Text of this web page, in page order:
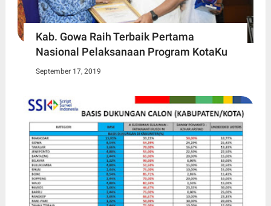
Kab. Gowa Raih Terbaik Pertama
Nasional Pelaksanaan Program KotaKu
September 17, 2019